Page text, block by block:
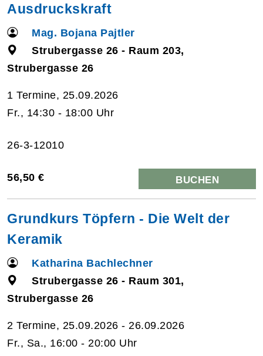
Ausdruckskraft
Mag. Bojana Pajtler
Strubergasse 26 - Raum 203,
Strubergasse 26
1 Termine, 25.09.2026
Fr., 14:30 - 18:00 Uhr
26-3-12010
56,50 € BUCHEN
Grundkurs Töpfern - Die Welt der
Keramik
Katharina Bachlechner
Strubergasse 26 - Raum 301,
Strubergasse 26
2 Termine, 25.09.2026 - 26.09.2026
Fr., Sa., 16:00 - 20:00 Uhr